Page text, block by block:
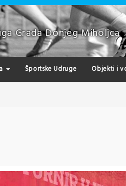
Grada Donjeg Miholjca
Športske Udruge Objekti i